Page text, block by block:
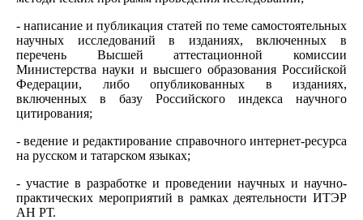
- написание и публикация статей по теме самостоятельных
научных исследований в изданиях, включенных в
перечень Высшей аттестационной комиссии
Министерства науки и высшего образования Российской
Федерации, либо опубликованных в изданиях,
включенных в базу Российского индекса научного
цитирования;
- ведение и редактирование справочного интернет-ресурса
на русском и татарском языках;
- участие в разработке и проведении научных и научно-
практических мероприятий в рамках деятельности ИТЭР
АН РТ.